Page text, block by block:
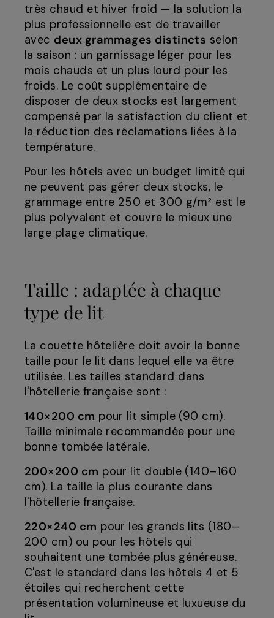
très chaud et hiver froid — la solution la
plus professionnelle est de travailler
avec deux grammages distincts selon
la saison : un garnissage léger pour les
mois chauds et un plus lourd pour les
froids. Le coût supplémentaire de
disposer de deux stocks est largement
compensé par la satisfaction du client et
la réduction des réclamations liées à la
température.
Pour les hôtels avec un budget limité qui
ne peuvent pas gérer deux stocks, le
grammage entre 250 et 300 g/m² est le
plus polyvalent et couvre le mieux une
large plage climatique.
Taille : adaptée à chaque
type de lit
La couette hôtelière doit avoir la bonne
taille pour le lit dans lequel elle va être
utilisée. Les tailles standard dans
l'hôtellerie française sont :
140×200 cm pour lit simple (90 cm).
Taille minimale recommandée pour une
bonne tombée latérale.
200×200 cm pour lit double (140–160
cm). La taille la plus courante dans
l'hôtellerie française.
220×240 cm pour les grands lits (180–
200 cm) ou pour les hôtels qui
souhaitent une tombée plus généreuse.
C'est le standard dans les hôtels 4 et 5
étoiles qui recherchent cette
présentation volumineuse et luxueuse du